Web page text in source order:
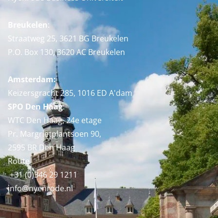
Breukelen:
Straatweg 25, 3621 BG Breukelen
P.O. Box 130, 3620 AC Breukelen
Amsterdam:
Keizersgracht 285, 1016 ED A'dam
SPO Den Haag:
WTC Den Haag, 24e etage
Pr. Margrietplantsoen 90,
2595 BR Den Haag
Route
+31 (0)346 29 1211
info@nyenrode.nl